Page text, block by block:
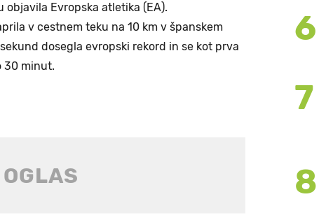
Evropska atletika (EA).
v cestnem teku na 10 km v španskem
dosegla evropski rekord in se kot prva
30 minut.
6
7
8